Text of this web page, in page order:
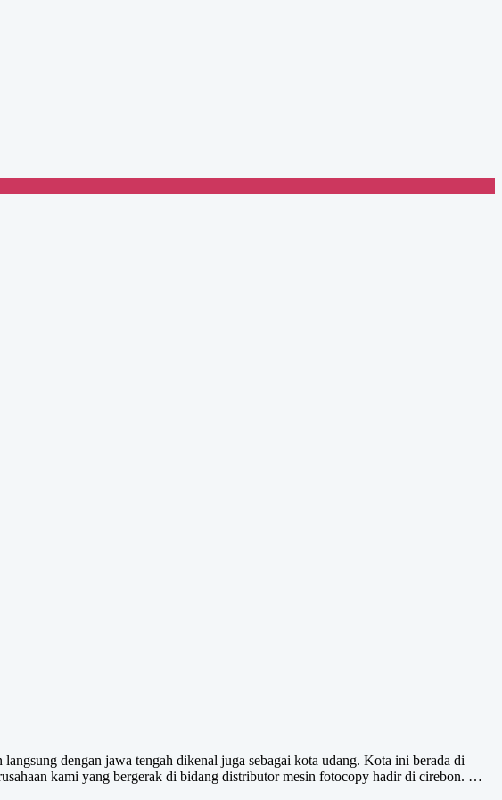
dengan jawa tengah dikenal juga sebagai kota udang. Kota ini berada di
kami yang bergerak di bidang distributor mesin fotocopy hadir di cirebon. …